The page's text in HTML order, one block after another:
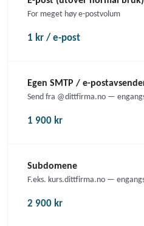
For meget høy e-postvolum
1 kr / e-post
Egen SMTP / e-
Send fra @dittfirma.no —
1 900 kr
Subdomene
F.eks. kurs.dittfirma.no —
2 900 kr